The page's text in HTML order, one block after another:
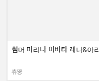
썸머 마리나 아바타 레나&아라
작성자:
츄뿡